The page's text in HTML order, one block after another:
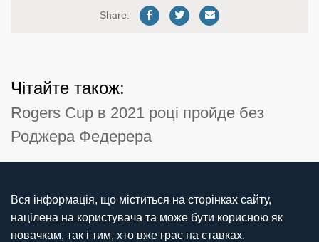
Share:
Чітайте також:
Rogers Cup в 2021 році пройде без
Роджера Федерера
Вся інформація, що міститься на сторінках сайту,
націлена на користувача та може бути корисною як
новачкам, так і тим, хто вже грає на ставках.